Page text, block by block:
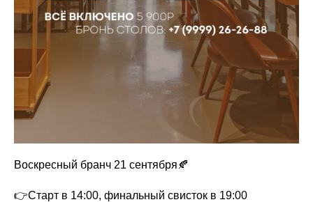
Воскресный бранч 21 сентября🍂
👉Старт в 14:00, финальный свисток в 19:00